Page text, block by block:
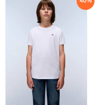
40%